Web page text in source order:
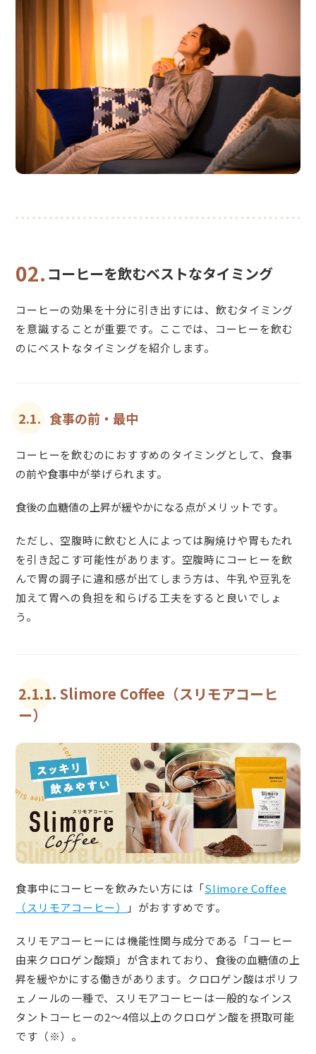
02. コーヒーを飲むベストなタイミング
コーヒーの効果を十分に引き出すには、飲むタイミング
を意識することが重要です。ここでは、コーヒーを飲む
のにベストなタイミングを紹介します。
2.1. 食事の前・最中
コーヒーを飲むのにおすすめのタイミングとして、 食事
の前や食事中が挙げられます。
食後の血糖値の上昇が緩やかになる点がメリットです。
ただし、空腹時に飲むと人によっては胸焼けや胃もたれ
を引き起こす可能性があります。空腹時にコーヒーを飲
んで胃の調子に違和感が出てしまう方は、牛乳や豆乳を
加えて胃への負担を和らげる工夫をすると良いでしょ
う。
2.1.1. Slimore Coffee（スリモアコーヒ
ー）
食事中にコーヒーを飲みたい方には「Slimore Coffee
（スリモアコーヒー）
」がおすすめです。
スリモアコーヒーには機能性関与成分である「コーヒー
由来クロロゲン酸類」が含まれており、 食後の血糖値の上
昇を緩やかにする働きがあります。クロロゲン酸はポリフ
ェノールの一種で、スリモアコーヒーは一般的なインス
タントコーヒーの2〜4倍以上のクロロゲン酸を摂取可能
です（※）。